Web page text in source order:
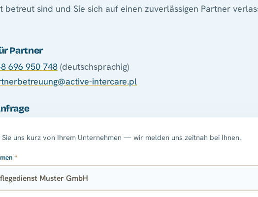
betreut sind und Sie sich auf einen zuverlässigen Partner
Partner
696 950 748 (deutschsprachig)
intercare.pl
Sie uns kurz von Ihrem Unternehmen — wir melden uns zeitnah bei Ihnen.
*